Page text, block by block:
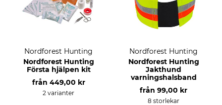
Nordforest Hunting
Nordforest Hunting
Första hjälpen kit
från 449,00 kr
2 varianter
Nordforest Hunting
Nordforest Hunting
Jakthund
varningshalsband
från 99,00 kr
8 storlekar